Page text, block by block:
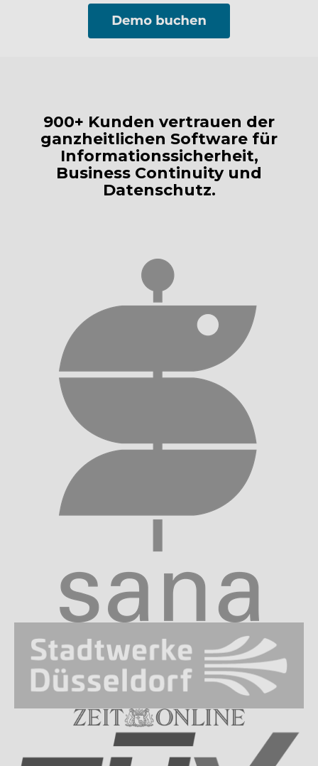
900+ Kunden vertrauen der
ganzheitlichen Software für
Informationssicherheit,
Business Continuity und
Datenschutz.